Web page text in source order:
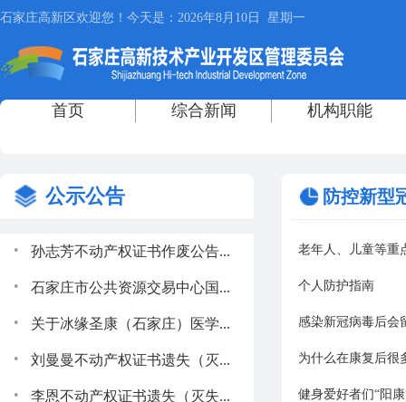
公示公告
. 孙志芳不动产权证书作废公告...
. 石家庄市公共资源交易中心国...
. 关于冰缘圣康（石家庄）医学...
. 刘曼曼不动产权证书遗失（灭...
. 李恩不动产权证书遗失（灭失...
防控新型
老年人、儿童等重
个人防护指南
感染新冠病毒后会
为什么在康复后很
健身爱好者们“阳